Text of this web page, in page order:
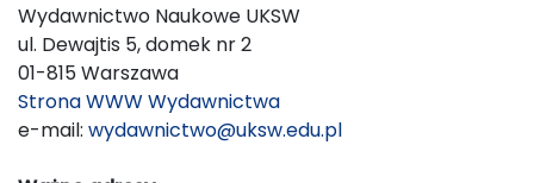
Wydawnictwo Naukowe UKSW
ul. Dewajtis 5, domek nr 2
01-815 Warszawa
Strona WWW Wydawnictwa
e-mail: wydawnictwo@uksw.edu.pl